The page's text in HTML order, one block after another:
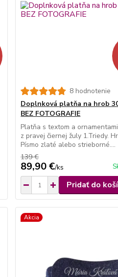
8 hodnotenie
Doplnková platňa na hrob
BEZ FOTOGRAFIE
Platňa s textom a
z pravej čiernej žuly 1.Triedy.
Písmo zlaté alebo strieborné....
139 €
89,90 €/ks
Pridať do
Akcia